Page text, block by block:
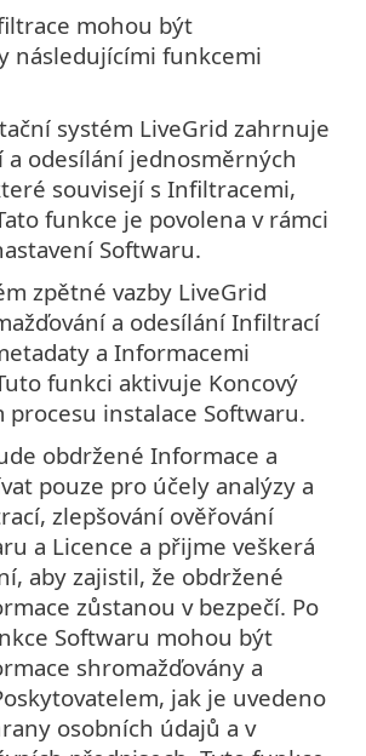
mohou být
následujícími funkcemi
systém LiveGrid zahrnuje
a odesílání jednosměrných
souvisejí s Infiltracemi,
funkce je povolena v rámci
Softwaru.
zpětné vazby LiveGrid
a odesílání Infiltrací
a Informacemi
funkci aktivuje Koncový
procesu instalace Softwaru.
obdržené Informace a
pouze pro účely analýzy a
zlepšování ověřování
a Licence a přijme veškerá
aby zajistil, že obdržené
zůstanou v bezpečí. Po
Softwaru mohou být
shromažďovány a
jak je uvedeno
osobních údajů a v